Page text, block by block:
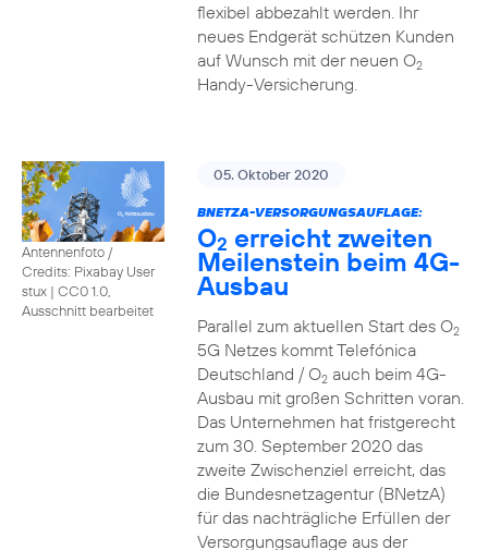
flexibel abbezahlt werden. Ihr
neues Endgerät schützen Kunden
auf Wunsch mit der neuen O2
Handy-Versicherung.
Antennenfoto /
Credits: Pixabay User
stux | CC0 1.0,
Ausschnitt bearbeitet
05. Oktober 2020
BNETZA-VERSORGUNGSAUFLAGE:
O2 erreicht zweiten
Meilenstein beim 4G-
Ausbau
Parallel zum aktuellen Start des O2
5G Netzes kommt Telefónica
Deutschland / O2auch beim 4G-
Ausbau mit großen Schritten voran.
Das Unternehmen hat fristgerecht
zum 30. September 2020 das
zweite Zwischenziel erreicht, das
die Bundesnetzagentur (BNetzA)
für das nachträgliche Erfüllen der
Versorgungsauflage aus der